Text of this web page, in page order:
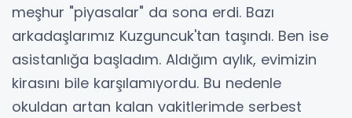
meşhur "piyasalar" da sona erdi. Bazı
arkadaşlarımız Kuzguncuk'tan taşındı. Ben ise
asistanlığa başladım. Aldığım aylık, evimizin
kirasını bile karşılamıyordu. Bu nedenle
okuldan artan kalan vakitlerimde serbest